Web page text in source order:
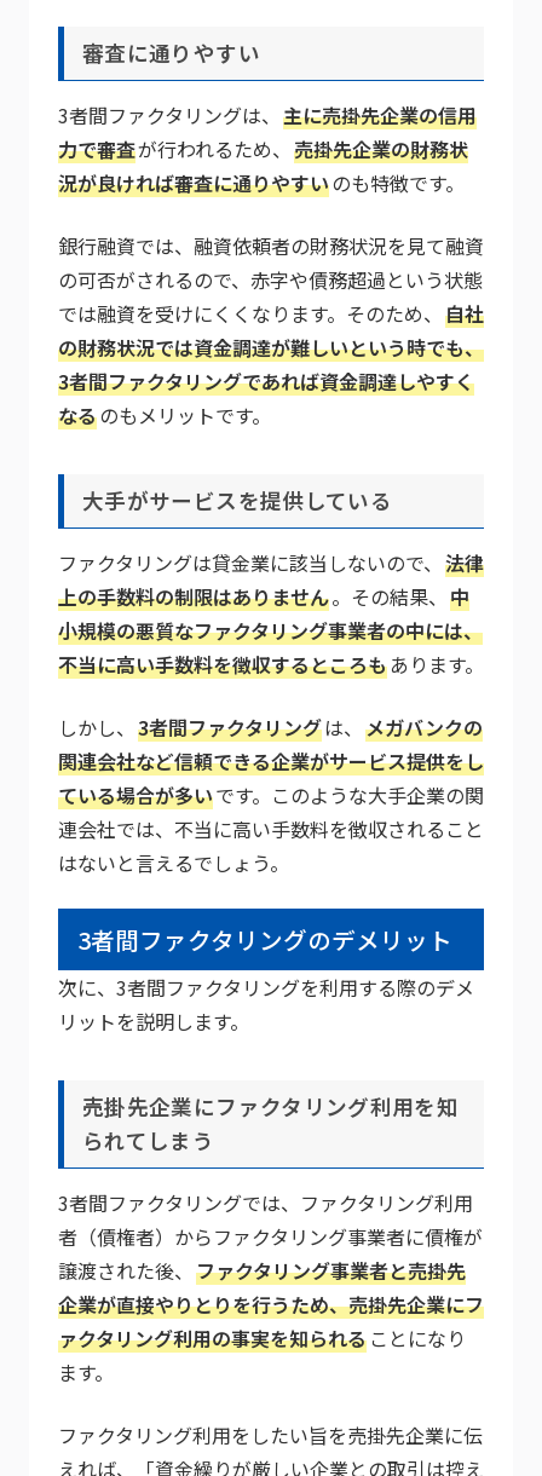
審査に通りやすい
3者間ファクタリングは、 主に売掛先企業の信用
力で審査が行われるため、 売掛先企業の財務状
況が良ければ審査に通りやすいのも特徴です。
銀行融資では、融資依頼者の財務状況を見て融資
の可否がされるので、赤字や債務超過という状態
では融資を受けにくくなります。そのため、 自社
の財務状況では資金調達が難しいという時でも、
3者間ファクタリングであれば資金調達しやすく
なるのもメリットです。
大手がサービスを提供している
ファクタリングは貸金業に該当しないので、 法律
上の手数料の制限はありません。その結果、 中
小規模の悪質なファクタリング事業者の中には、
不当に高い手数料を徴収するところもあります。
しかし、 3者間ファクタリングは、 メガバンクの
関連会社など信頼できる企業がサービス提供をし
ている場合が多いです。このような大手企業の関
連会社では、不当に高い手数料を徴収されること
はないと言えるでしょう。
3者間ファクタリングのデメリット
次に、3者間ファクタリングを利用する際のデメ
リットを説明します。
売掛先企業にファクタリング利用を知
られてしまう
3者間ファクタリングでは、ファクタリング利用
者（債権者）からファクタリング事業者に債権が
譲渡された後、 ファクタリング事業者と売掛先
企業が直接やりとりを行うため、売掛先企業にフ
ァクタリング利用の事実を知られる ことになり
ます。
ファクタリング利用をしたい旨を売掛先企業に伝
えれば、「資金繰りが厳しい企業との取引は控え